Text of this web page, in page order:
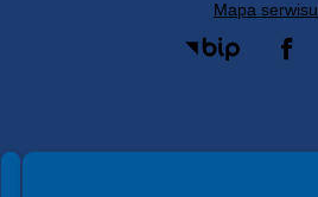
Mapa serwisu
Spełniamy standardy WCAG 2.2
Spełniamy standardy W3C